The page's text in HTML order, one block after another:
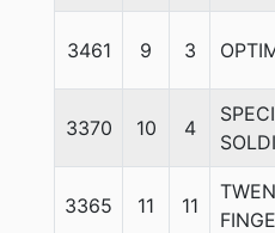
3461 9 3
3370 10 4
SOLDI
3365 11 11